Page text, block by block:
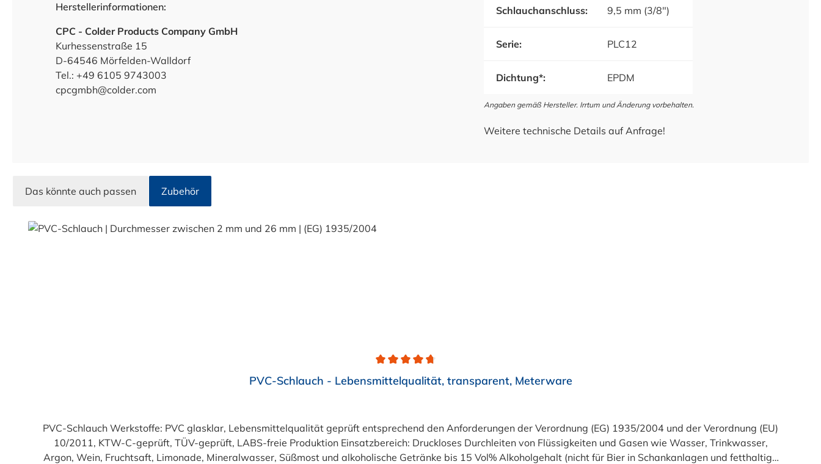
Herstellerinformationen:
CPC - Colder Products Company GmbH
Kurhessenstraße 15
D-64546 Mörfelden-Walldorf
Tel.: +49 6105 9743003
cpcgmbh@colder.com
Schlauchanschluss: 9,5 mm (3/8")
Serie: PLC12
Dichtung*: EPDM
Angaben gemäß Hersteller. Irrtum und Änderung vorbehalten.
Weitere technische Details auf Anfrage!
Das könnte auch passen Zubehör
Produktgalerie überspringen
Durchschnittliche Bewertung von 4.7 von 5 SternenPVC-Schlauch - Lebensmittelqualität, transparent, Meterware
PVC-Schlauch Werkstoffe: PVC glasklar, Lebensmittelqualität geprüft entsprechend den Anforderungen der Verordnung (EG) 1935/2004 und der Verordnung (EU)
10/2011, KTW-C-geprüft, TÜV-geprüft, LABS-freie Produktion Einsatzbereich: Druckloses Durchleiten von Flüssigkeiten und Gasen wie Wasser, Trinkwasser,
Argon, Wein, Fruchtsaft, Limonade, Mineralwasser, Süßmost und alkoholische Getränke bis 15 Vol% Alkoholgehalt (nicht für Bier in Schankanlagen und fetthaltige